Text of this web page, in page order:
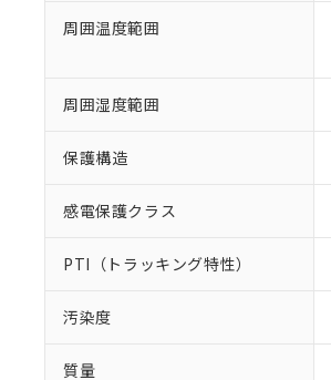
周囲温度範囲
周囲湿度範囲
保護構造
感電保護クラス
PTI（トラッキング特性）
汚染度
質量